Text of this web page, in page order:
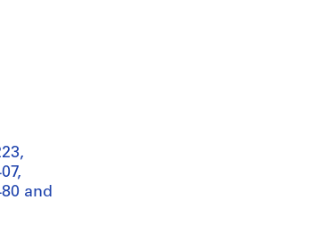
and